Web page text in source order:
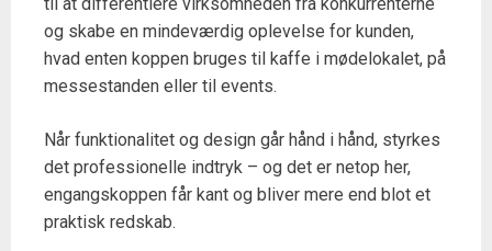
til at differentiere virksomheden fra konkurrenterne
og skabe en mindeværdig oplevelse for kunden,
hvad enten koppen bruges til kaffe i mødelokalet, på
messestanden eller til events.
Når funktionalitet og design går hånd i hånd, styrkes
det professionelle indtryk – og det er netop her,
engangskoppen får kant og bliver mere end blot et
praktisk redskab.